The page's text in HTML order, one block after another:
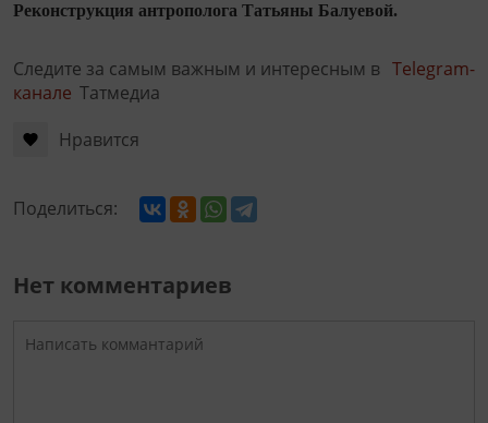
Реконструкция антрополога Татьяны Балуевой.
Следите за самым важным и интересным в Telegram-
канале Татмедиа
Нравится
Поделиться:
Нет комментариев